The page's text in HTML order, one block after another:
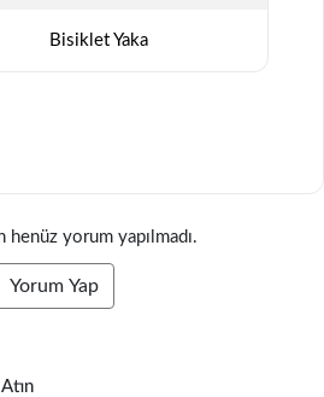
Bisiklet Yaka
henüz yorum yapılmadı.
Yorum Yap